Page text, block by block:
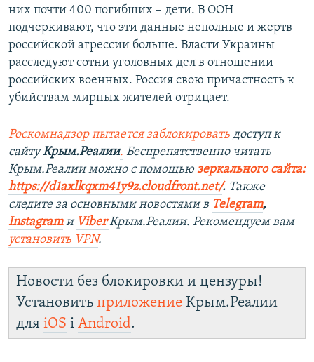
них почти 400 погибших – дети. В ООН
подчеркивают, что эти данные неполные и жертв
российской агрессии больше. Власти Украины
расследуют сотни уголовных дел в отношении
российских военных. Россия свою причастность к
убийствам мирных жителей отрицает.
Роскомнадзор пытается заблокировать доступ к
сайтуКрым.Реалии. Беспрепятственно читать
Крым.Реалии можно с помощью зеркального сайта:
https://d1axlkqxm41y9z.cloudfront.net/. ​ Также
следите за основными новостями в Telegram,
Instagram и ViberКрым.Реалии. Рекомендуем вам
установить VPN.
Новости без блокировки и цензуры!
Установить приложение Крым.Реалии
для iOS і Android.